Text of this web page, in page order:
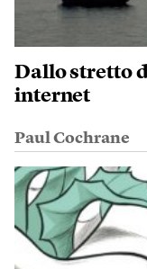
Dallo stretto
internet
Paul Cochrane